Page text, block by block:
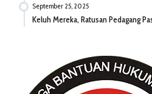
September 25, 2025
Keluh Mereka, Ratusan Pedagang